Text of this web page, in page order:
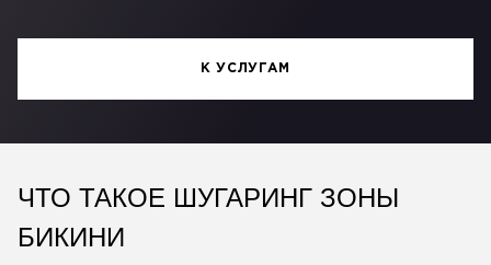
К УСЛУГАМ
ЧТО ТАКОЕ ШУГАРИНГ ЗОНЫ
БИКИНИ